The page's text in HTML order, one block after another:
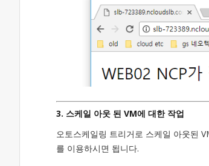
3. 스케일 아웃 된 VM에 대한 작업
오토스케일링 트리거로 스케일 아웃된
를 이용하시면 됩니다.